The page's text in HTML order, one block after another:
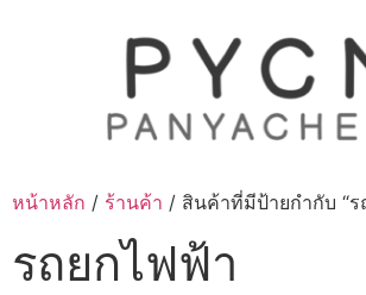
หน้าหลัก / ร้านค้า / สินค้าที่มีป้ายกำกับ “ร
รถยกไฟฟ้า